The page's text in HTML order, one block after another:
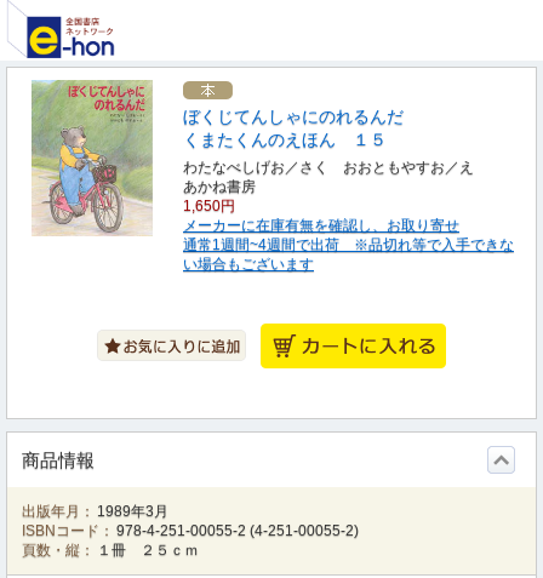
ぼくじてんしゃにのれるんだ
くまたくんのえほん １５
わたなべしげお／さく おおともやすお／え
あかね書房
1,650円
メーカーに在庫有無を確認し、お取り寄せ
通常1週間~4週間で出荷 ※品切れ等で入手できな
い場合もございます
商品情報
出版年月： 1989年3月
ISBNコード： 978-4-251-00055-2 (4-251-00055-2)
頁数・縦：
１冊 ２５ｃｍ